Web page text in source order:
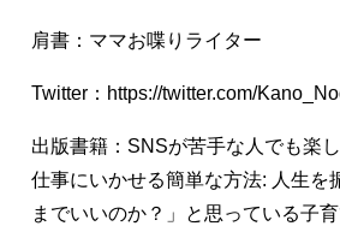
肩書：ママお喋りライター
Twitter：https://twitter.com/
出版書籍： SNSが苦手な人でも楽
仕事にいかせる簡単な方法: 人生を
までいいのか？」と思っている子